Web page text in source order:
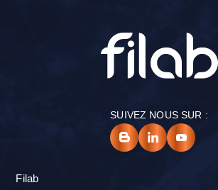
SUIVEZ NOUS SUR :
Filab